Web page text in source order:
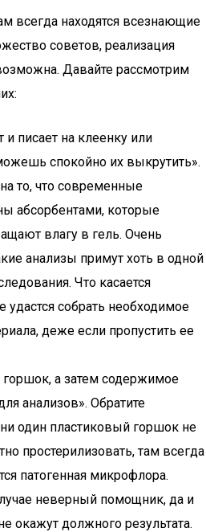
всегда находятся всезнающие
советов, реализация
Давайте рассмотрим
и писает на клеенку или
спокойно их выкрутить».
то, что современные
абсорбентами, которые
влагу в гель. Очень
анализы примут хоть в одной
Что касается
удастся собрать необходимое
деже если пропустить ее
горшок, а затем содержимое
анализов». Обратите
один пластиковый горшок не
простерилизовать, там всегда
патогенная микрофлора.
неверный помощник, да и
окажут должного результата.